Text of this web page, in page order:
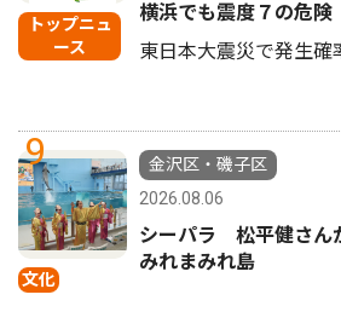
トップニュ
ース
横浜でも震度７の危険
東日本大震災で発生確
9
文化
金沢区・磯子区
2026.08.06
シーパラ 松平健さん
みれまみれ島